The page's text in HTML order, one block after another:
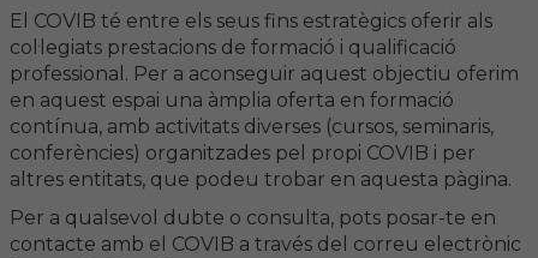
Ha oblidat la contrassenya?
Àrea col·legial
Borsa de treball
FORMACIÓ
Formació COVIB
El COVIB té entre els seus fins estratègics oferir als
col·legiats prestacions de formació i qualificació
professional. Per a aconseguir aquest objectiu oferim
en aquest espai una àmplia oferta en formació
contínua, amb activitats diverses (cursos, seminaris,
conferències) organitzades pel propi COVIB i per
altres entitats, que podeu trobar en aquesta pàgina.
Per a qualsevol dubte o consulta, pots posar-te en
contacte amb el COVIB a través del correu electrònic